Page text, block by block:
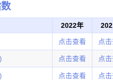
2022年
点击查看 点
点击查看 点
点击查看 点